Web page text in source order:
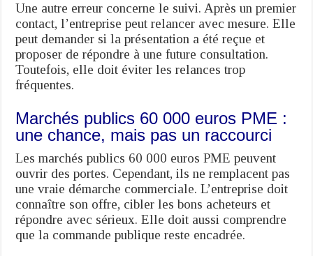
Une autre erreur concerne le suivi. Après un premier
contact, l’entreprise peut relancer avec mesure. Elle
peut demander si la présentation a été reçue et
proposer de répondre à une future consultation.
Toutefois, elle doit éviter les relances trop
fréquentes.
Marchés publics 60 000 euros PME :
une chance, mais pas un raccourci
Les marchés publics 60 000 euros PME peuvent
ouvrir des portes. Cependant, ils ne remplacent pas
une vraie démarche commerciale. L’entreprise doit
connaître son offre, cibler les bons acheteurs et
répondre avec sérieux. Elle doit aussi comprendre
que la commande publique reste encadrée.